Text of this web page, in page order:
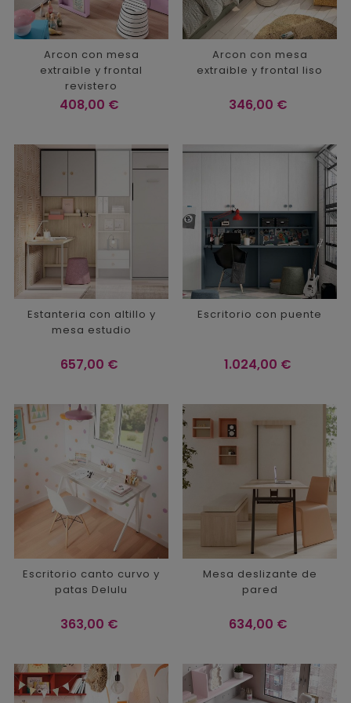
Arcon con mesa
extraible y frontal
revistero
Precio
408,00 €
Arcon con mesa
extraible y frontal liso
Precio
346,00 €
Estanteria con altillo y
mesa estudio
Precio
657,00 €
Escritorio con puente
Precio
1.024,00 €
Escritorio canto curvo y
patas Delulu
Precio
363,00 €
Mesa deslizante de
pared
Precio
634,00 €